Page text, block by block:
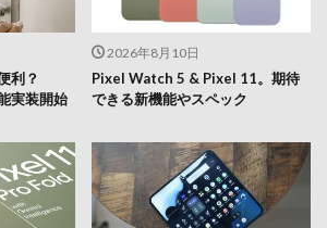
利？
実装開始
2026年8月10日
Pixel Watch 5 & Pixel 11。期待
できる新機能やスペック